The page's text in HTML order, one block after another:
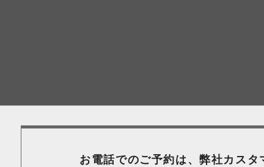
お電話でのご予約は、弊社カスタ